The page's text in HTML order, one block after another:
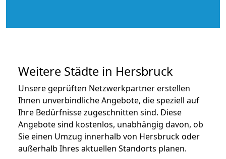
Weitere Städte in Hersbruck
Unsere geprüften Netzwerkpartner erstellen
Ihnen unverbindliche Angebote, die speziell auf
Ihre Bedürfnisse zugeschnitten sind. Diese
Angebote sind kostenlos, unabhängig davon, ob
Sie einen Umzug innerhalb von Hersbruck oder
außerhalb Ihres aktuellen Standorts planen.